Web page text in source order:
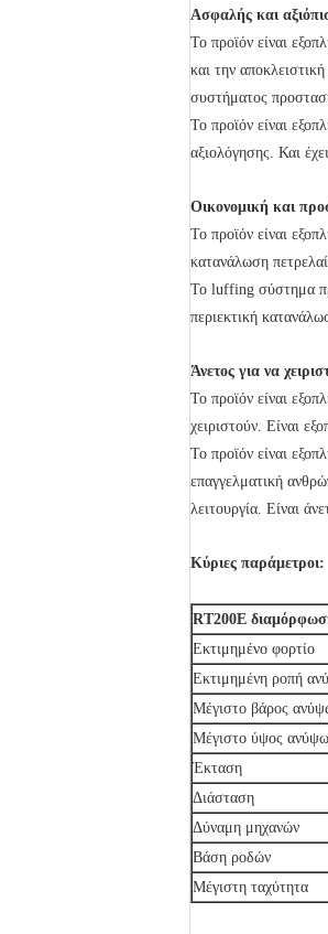
Ασφαλής και
Το προϊόν είναι
και την
συστήματος
Το προϊόν είναι
αξιολόγησης. Και
Οικονομική και
Το προϊόν είναι
κατανάλωση
Το luffing σύστημα
περιεκτική
Άνετος για να
Το προϊόν είναι
χειριστούν. Είναι
Το προϊόν είναι
επαγγελματική
λειτουργία. Είναι
Κύριες παράμετροι:
RT200E
Εκτιμημένο φορτίο
Εκτιμημένη ροπή
Μέγιστο βάρος
Μέγιστο ύψος
Έκταση
Διάσταση
Δύναμη μηχανών
Βάση ροδών
Μέγιστη ταχύτητα